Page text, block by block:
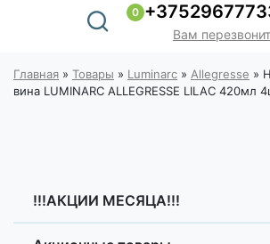
0
Вам
Главная » Товары » Luminarc » Allegresse »
вина LUMINARC ALLEGRESSE LILAC 420мл
!!!АКЦИИ МЕСЯЦА!!!